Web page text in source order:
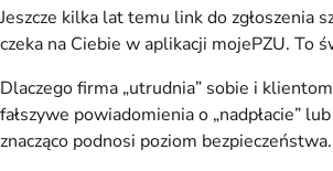
Jeszcze kilka lat temu link do zgłoszenia
czeka na Ciebie w aplikacji mojePZU. To
Dlaczego firma „utrudnia” sobie i
fałszywe powiadomienia o „nadpłacie”
znacząco podnosi poziom bezpieczeństwa.